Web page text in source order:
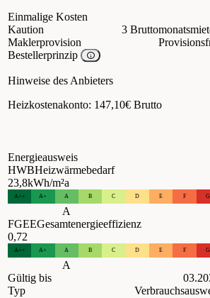
Energieausweis
HWBHeizwärmebedarf
23,8kWh/m²a
A++ A+ A B C D E F G
A
FGEEGesamtenergieeffizienz
0,72
A++ A+ A B C D E F G
A
Gültig bis
Typ
Einmalige Kosten
Kaution
3
Maklerprovision
Bestellerprinzip
Hinweise des Anbieters
Heizkostenakonto: 147,10€ Brutto